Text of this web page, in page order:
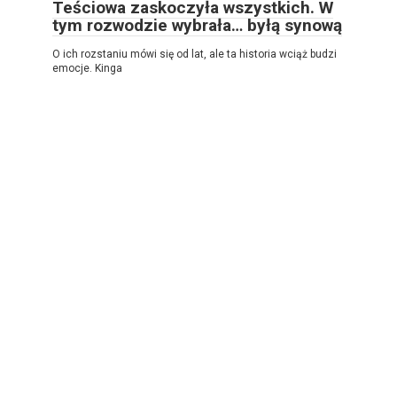
Teściowa zaskoczyła wszystkich. W
tym rozwodzie wybrała… byłą synową
O ich rozstaniu mówi się od lat, ale ta historia wciąż budzi
emocje. Kinga